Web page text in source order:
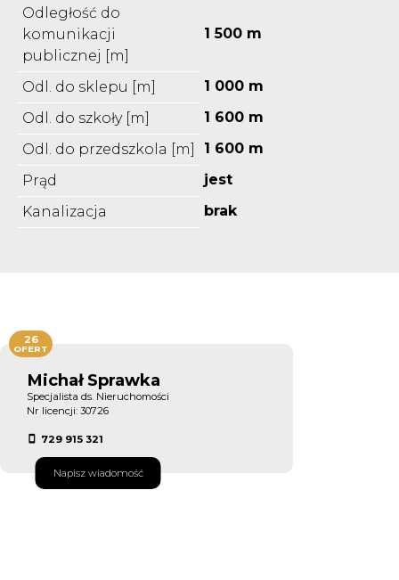
Odległość do
komunikacji
publicznej [m]
1 500 m
Odl. do sklepu [m]
1 000 m
Odl. do szkoły [m]
1 600 m
Odl. do przedszkola [m]
1 600 m
Prąd
jest
Kanalizacja
brak
Michał Sprawka
Specjalista ds. Nieruchomości
Nr licencji: 30726
729 915 321
Napisz wiadomość
26
OFERT